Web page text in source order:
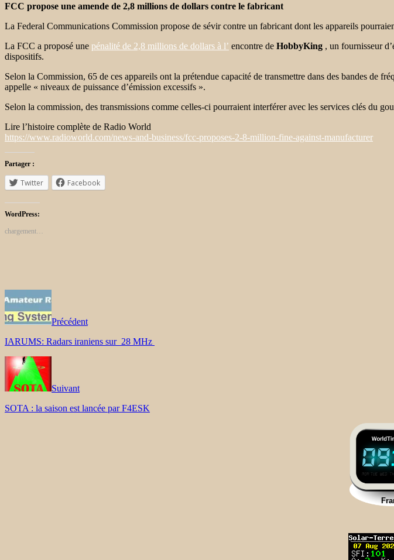
FCC propose une amende de 2,8 millions de dollars contre le fabricant
La Federal Communications Commission propose de sévir contre un fabricant dont les appareils
La FCC a proposé une pénalité de 2,8 millions de dollars à l’ encontre de HobbyKing , un fournisseur
dispositifs.
Selon la Commission, 65 de ces appareils ont la prétendue capacité de transmettre dans des bandes de
appelle « niveaux de puissance d’émission excessifs ».
Selon la commission, des transmissions comme celles-ci pourraient interférer avec les services clés du
Lire l’histoire complète de Radio World
https://www.radioworld.com/news-and-business/fcc-proposes-2-8-million-fine-against-manufacturer
Partager :
Twitter Facebook
WordPress:
chargement…
Précédent
IARUMS: Radars iraniens sur 28 MHz
Suivant
SOTA : la saison est lancée par F4ESK